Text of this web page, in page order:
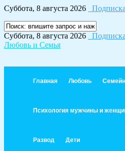
Суббота, 8 августа 2026
Суббота, 8 августа 2026
Любовь и Семья
Главная Любовь
Психология мужчины и
Развод Дети